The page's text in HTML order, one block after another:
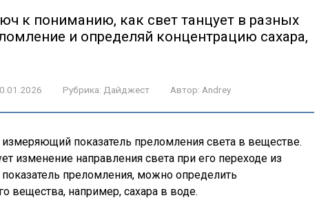
к пониманию, как свет танцует в разных
и определяй концентрацию сахара,
Рубрика: Дайджест Автор: Andrey
показатель преломления света в веществе.
изменение направления света при его переходе из
преломления, можно определить
вещества, например, сахара в воде.